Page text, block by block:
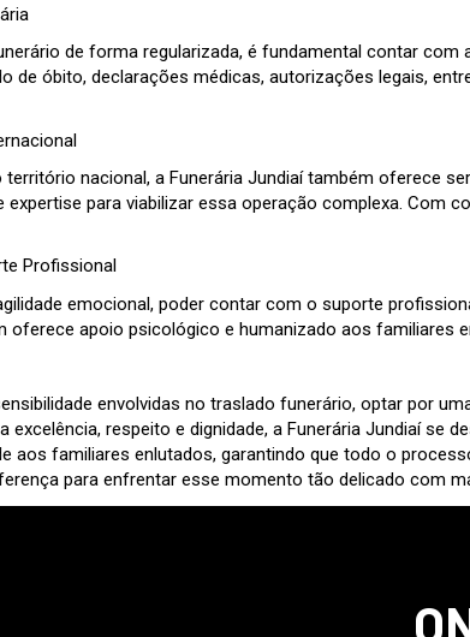
de forma regularizada, é fundamental contar
de óbito, declarações médicas, autorizações legais,
nacional, a Funerária Jundiaí também oferece
para viabilizar essa operação complexa. Com
Profissional
emocional, poder contar com o suporte
oferece apoio psicológico e humanizado aos familiares
envolvidas no traslado funerário, optar por
excelência, respeito e dignidade, a Funerária Jundiaí
aos familiares enlutados, garantindo que todo o
para enfrentar esse momento tão delicado com